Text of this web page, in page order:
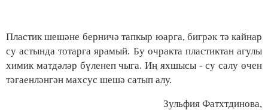
Пластик шешәне берничә тапкыр юарга, бигрәк тә кайнар
су астында тотарга ярамый. Бу очракта пластиктан агулы
химик матдәләр бүленеп чыга. Иң яхшысы - су салу өчен
тәгаенләнгән махсус шешә сатып алу.
Зульфия Фатхтдинова,